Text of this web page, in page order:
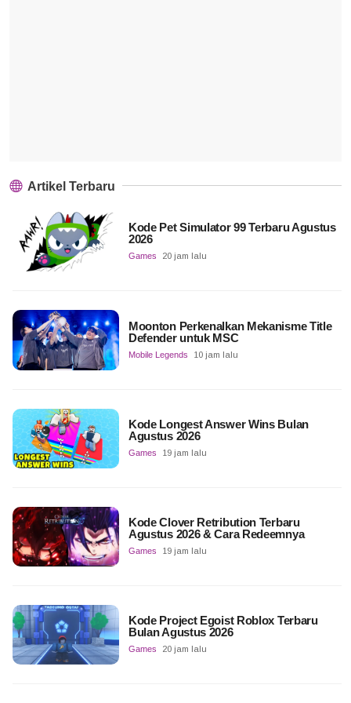
Artikel Terbaru
Kode Pet Simulator 99 Terbaru Agustus
2026
Games 20 jam lalu
Moonton Perkenalkan Mekanisme Title
Defender untuk MSC
Mobile Legends 10 jam lalu
Kode Longest Answer Wins Bulan
Agustus 2026
Games 19 jam lalu
Kode Clover Retribution Terbaru
Agustus 2026 & Cara Redeemnya
Games 19 jam lalu
Kode Project Egoist Roblox Terbaru
Bulan Agustus 2026
Games 20 jam lalu